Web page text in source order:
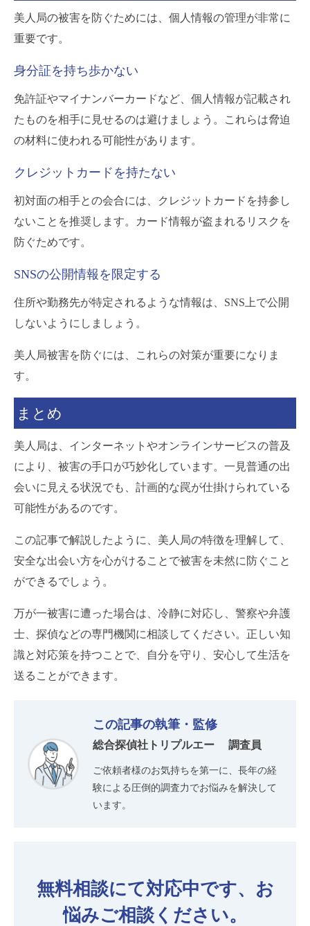
美人局の被害を防ぐためには、個人情報の管理が非常に
重要です。
身分証を持ち歩かない
免許証やマイナンバーカードなど、個人情報が記載され
たものを相手に見せるのは避けましょう。これらは脅迫
の材料に使われる可能性があります。
クレジットカードを持たない
初対面の相手との会合には、クレジットカードを持参し
ないことを推奨します。カード情報が盗まれるリスクを
防ぐためです。
SNSの公開情報を限定する
住所や勤務先が特定されるような情報は、SNS上で公開
しないようにしましょう。
美人局被害を防ぐには、これらの対策が重要になりま
す。
まとめ
美人局は、インターネットやオンラインサービスの普及
により、被害の手口が巧妙化しています。一見普通の出
会いに見える状況でも、計画的な罠が仕掛けられている
可能性があるのです。
この記事で解説したように、美人局の特徴を理解して、
安全な出会い方を心がけることで被害を未然に防ぐこと
ができるでしょう。
万が一被害に遭った場合は、冷静に対応し、警察や弁護
士、探偵などの専門機関に相談してください。正しい知
識と対応策を持つことで、自分を守り、安心して生活を
送ることができます。
この記事の執筆・監修
総合探偵社トリプルエー 調査員
ご依頼者様のお気持ちを第一に、長年の経
験による圧倒的調査力でお悩みを解決して
います。
無料相談にて対応中です、お
悩みご相談ください。